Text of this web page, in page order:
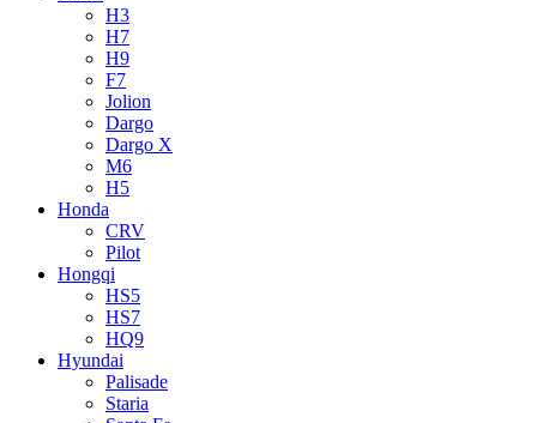
H3
H7
H9
F7
Jolion
Dargo
Dargo X
M6
H5
Honda
CRV
Pilot
Hongqi
HS5
HS7
HQ9
Hyundai
Palisade
Staria